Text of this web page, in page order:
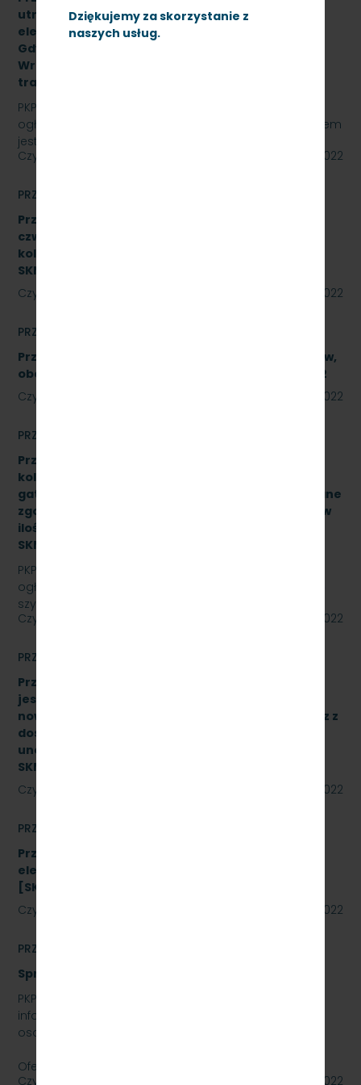
Dziękujemy za skorzystanie z
naszych usług.
utrzymania czystości w zespołach trakcyjnych
elektrycznych na stacjach: Lębork, Wejherowo,
Gdynia Cisowa,Gdańsk Śródmieście,Gdańsk
Wrzeszcz, Kościerzyna z opcją rozszerzenia o
trakcję spalinową, SKMMU.086.55.22
PKP SZYBKA KOLEJ MIEJSKA W TRÓJMIEŚCIE Sp. z o.o.
ogłasza przetarg nieograniczony, którego przedmiotem
jest świadczenie usług utrzymania czystości w…
Czytaj dalej
23 września 2022
PRZETARGI
Przetarg nieograniczony na wykonanie naprawy
czwartego poziomu utrzymania P4 pojazdów
kolejowych obejmujący dwa zadania.
SKMMU.086.46.22
Czytaj dalej
23 września 2022
PRZETARGI
Przetarg nieograniczony na naprawę podzespołów,
obejmującą trzy zadania. Znak SKMMU.086.39A.22
Czytaj dalej
12 września 2022
PRZETARGI
Przetarg nieograniczony na zakup i dostawę szyn
kolejowych 49E1 o jednostkowej długości 30 mb,
gatunek stali R260, odmiana ”S”, klasa AX wykonane
zgodnie z normą PN-EN 13674-1 ILK3d – 518/03/07 w
ilości (37,043Ton) – 25 sztuk, znak:
SKMMU.086.54.22.
PKP SZYBKA KOLEJ MIEJSKA W TRÓJMIEŚCIE Sp. z o.o.
ogłasza przetarg nieograniczony na zakup i dostawę
szyn kolejowych 49E1 o jednostkowej długości 30…
Czytaj dalej
09 września 2022
PRZETARGI
Przetarg nieograniczony, którego przedmiotem
jest dostawa 10 wieloczłonowych fabrycznie
nowych elektrycznych zespołów trakcyjnych wraz z
dostawą sprzętu przeznaczonego do
unowocześnienia zaplecza utrzymania taboru
SKMMU.086.26.22
Czytaj dalej
02 września 2022
PRZETARGI
Przetarg nieograniczony na zakup energii
elektrycznej nietrakcyjnej na rok 2023
[SKMMU.086.48.22]
Czytaj dalej
02 września 2022
PRZETARGI
Sprzedaż auta osobowego Skoda SuperB
PKP SZYBKA KOLEJ MIEJSKA W TRÓJMIEŚCIE SP. Z O.O.
informuje, że wystawia na sprzedaż samochód
osobowy Skoda SuperB.
Oferty należy składać do dnia…
Czytaj dalej
01 września 2022